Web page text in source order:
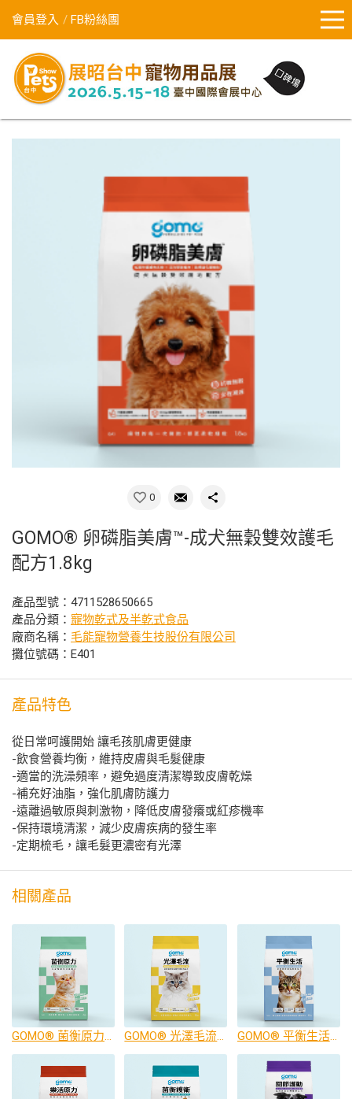
會員登入 FB粉絲團
0
GOMO® 卵磷脂美膚™-成犬無穀雙效護毛
配方1.8kg
產品型號：4711528650665
產品分類： 寵物乾式及半乾式食品
廠商名稱： 毛能寵物營養生技股份有限公司
攤位號碼：E401
產品特色
從日常呵護開始 讓毛孩肌膚更健康
-飲食營養均衡，維持皮膚與毛髮健康
-適當的洗澡頻率，避免過度清潔導致皮膚乾燥
-補充好油脂，強化肌膚防護力
-遠離過敏原與刺激物，降低皮膚發癢或紅疹機率
-保持環境清潔，減少皮膚疾病的發生率
-定期梳毛，讓毛髮更濃密有光澤
相關產品
GOMO® 菌衡原力™-全齡貓腸胃保健配方1.5kg GOMO® 光澤毛流™-全齡貓低敏美膚亮毛配方1.5kg GOMO® 平衡生活™-全齡貓腎臟低負擔配方1.5kg